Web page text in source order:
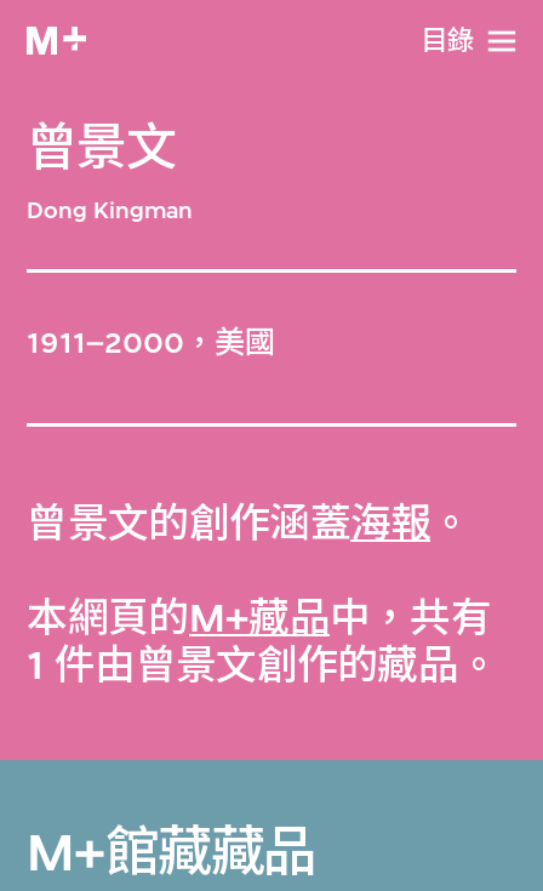
目​錄
曾景文
Dong Kingman
1911–2000，美國
曾景文的創作涵蓋海報 。
本網頁的M+藏品中，共有
1 件由曾景文創作的藏品。
M+館藏藏品